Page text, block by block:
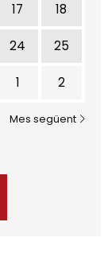
17 18
24 25
1 2
Mes següent